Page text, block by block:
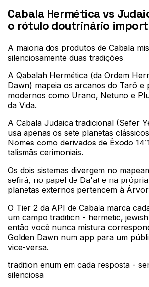
Cabala Hermética vs
o rótulo doutrinário
A maioria dos produtos de Cabala
silenciosamente duas tradições.
A Qabalah Hermética (da Ordem
Dawn) mapeia os arcanos do Tarô e
modernos como Urano, Netuno e
da Vida.
A Cabala Judaica tradicional (Sefer
usa apenas os sete planetas
Nomes como derivados de Êxodo
talismãs cerimoniais.
Os dois sistemas divergem no
sefirá, no papel de Da'at e na
planetas externos pertencem à
O Tier 2 da API de Cabala marca
um campo tradition - hermetic,
então você nunca mistura
Golden Dawn num app para um
vice-versa.
tradition enum em cada resposta -
silenciosa